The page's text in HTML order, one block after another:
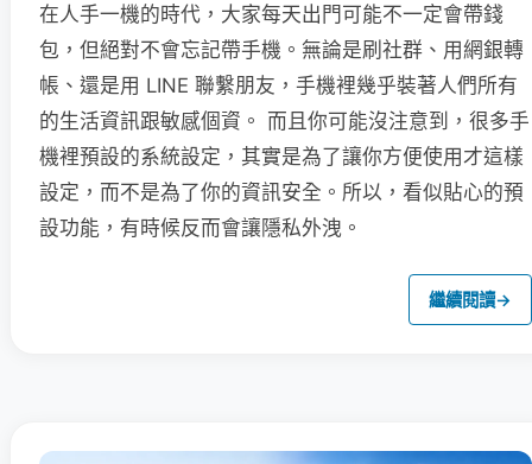
在人手一機的時代，大家每天出門可能不一定會帶錢
包，但絕對不會忘記帶手機。無論是刷社群、用網銀轉
帳、還是用 LINE 聯繫朋友，手機裡幾乎裝著人們所有
的生活資訊跟敏感個資。 而且你可能沒注意到，很多手
機裡預設的系統設定，其實是為了讓你方便使用才這樣
設定，而不是為了你的資訊安全。所以，看似貼心的預
設功能，有時候反而會讓隱私外洩。
繼續閱讀→